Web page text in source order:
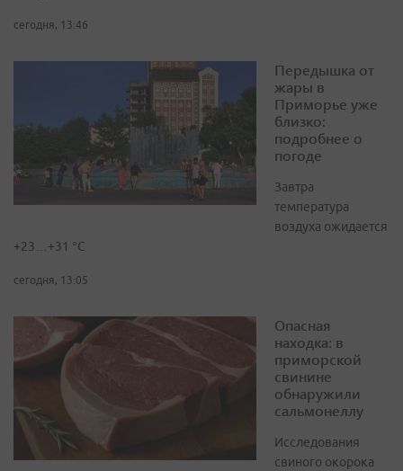
сегодня, 13:46
Передышка от
жары в
Приморье уже
близко:
подробнее о
погоде
Завтра
температура
воздуха ожидается
+23…+31 °C
сегодня, 13:05
Опасная
находка: в
приморской
свинине
обнаружили
сальмонеллу
Исследования
свиного окорока